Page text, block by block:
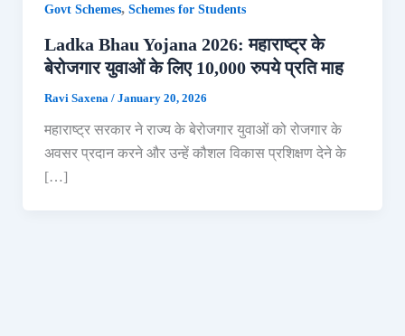
Govt Schemes, Schemes for Students
Ladka Bhau Yojana 2026: महाराष्ट्र के
बेरोजगार युवाओं के लिए 10,000 रुपये प्रति माह
Ravi Saxena / January 20, 2026
महाराष्ट्र सरकार ने राज्य के बेरोजगार युवाओं को रोजगार के
अवसर प्रदान करने और उन्हें कौशल विकास प्रशिक्षण देने के
[…]